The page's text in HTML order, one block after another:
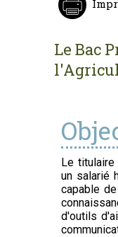
Le Bac
Le
un salarié
capable
d'outils